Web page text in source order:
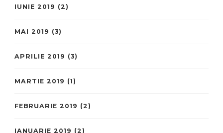
IUNIE 2019 (2)
MAI 2019 (3)
APRILIE 2019 (3)
MARTIE 2019 (1)
FEBRUARIE 2019 (2)
IANUARIE 2019 (2)